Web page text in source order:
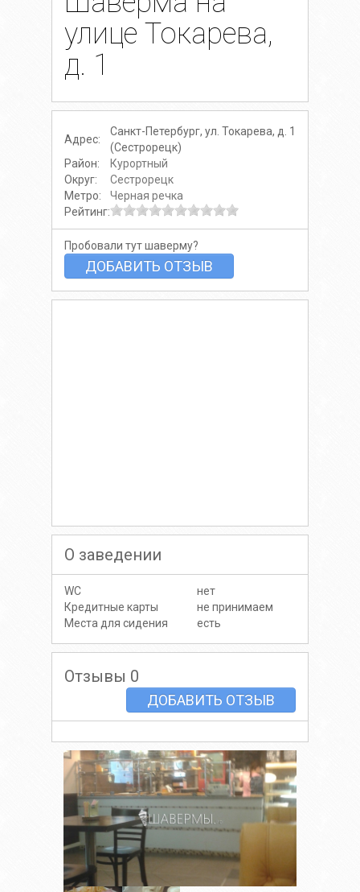
улице Токарева,
д. 1
Адрес:
Санкт-Петербург, ул. Токарева, д. 1
(Сестрорецк)
Район:
Курортный
Округ:
Сестрорецк
Метро:
Черная речка
Рейтинг:
Пробовали тут шаверму?
ДОБАВИТЬ ОТЗЫВ
О заведении
WC
нет
Кредитные карты
не принимаем
Места для сидения
есть
Отзывы 0
ДОБАВИТЬ ОТЗЫВ